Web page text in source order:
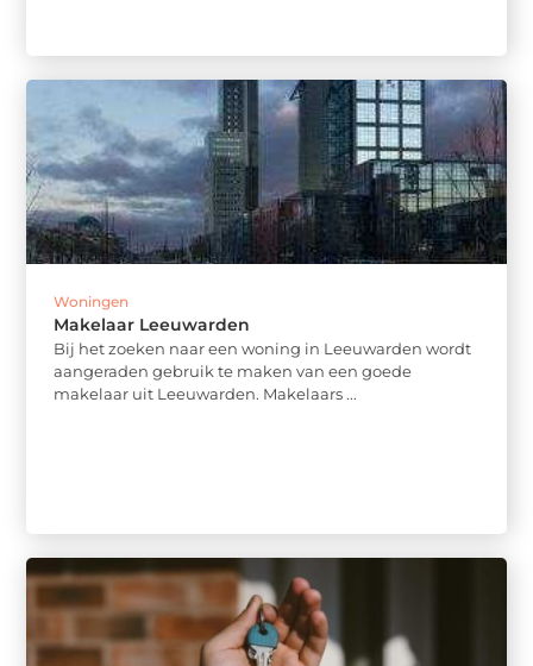
Woningen
Makelaar Leeuwarden
Bij het zoeken naar een woning in Leeuwarden wordt
aangeraden gebruik te maken van een goede
makelaar uit Leeuwarden. Makelaars ...